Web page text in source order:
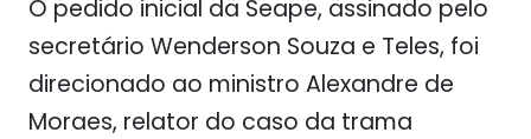
O pedido inicial da Seape, assinado pelo
secretário Wenderson Souza e Teles, foi
direcionado ao ministro Alexandre de
Moraes, relator do caso da trama